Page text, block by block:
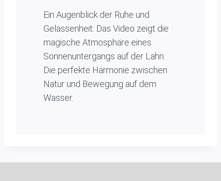
Ein Augenblick der Ruhe und
Gelassenheit: Das Video zeigt die
magische Atmosphäre eines
Sonnenuntergangs auf der Lahn.
Die perfekte Harmonie zwischen
Natur und Bewegung auf dem
Wasser.